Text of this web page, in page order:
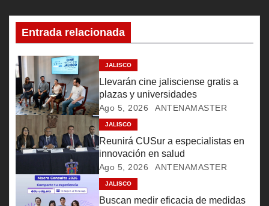
c
i
ó
n
d
e
Entrada relacionada
JALISCO
Llevarán cine jalisciense gratis a
plazas y universidades
Ago 5, 2026 ANTENAMASTER
JALISCO
Reunirá CUSur a especialistas en
innovación en salud
Ago 5, 2026 ANTENAMASTER
JALISCO
Buscan medir eficacia de medidas